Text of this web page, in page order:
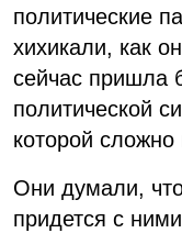
политические
хихикали, как
сейчас пришла
политической
которой сложно
Они думали,
придется с